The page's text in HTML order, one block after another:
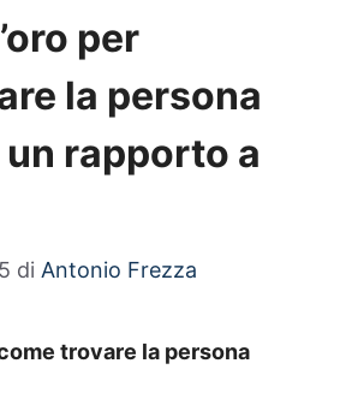
per
la persona
rapporto a
di Antonio Frezza
trovare la persona